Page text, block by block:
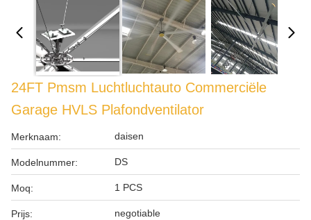
24FT Pmsm Luchtluchtauto Commerciële
Garage HVLS Plafondventilator
Merknaam: daisen
Modelnummer: DS
Moq: 1 PCS
Prijs: negotiable